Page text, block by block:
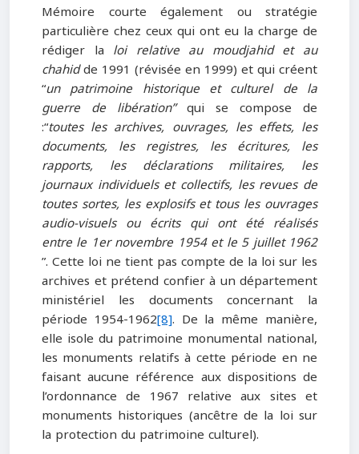
Mémoire courte également ou stratégie
particulière chez ceux qui ont eu la charge de
rédiger la loi relative au moudjahid et au
chahidde 1991 (révisée en 1999) et qui créent
“un patrimoine historique et culturel de la
guerre de libération”qui se compose de
:“toutes les archives, ouvrages, les effets, les
documents, les registres, les écritures, les
rapports, les déclarations militaires, les
journaux individuels et collectifs, les revues de
toutes sortes, les explosifs et tous les ouvrages
audio-visuels ou écrits qui ont été réalisés
entre le 1er novembre 1954 et le 5 juillet 1962
”. Cette loi ne tient pas compte de la loi sur les
archives et prétend confier à un département
ministériel les documents concernant la
période 1954-1962[8]. De la même manière,
elle isole du patrimoine monumental national,
les monuments relatifs à cette période en ne
faisant aucune référence aux dispositions de
l’ordonnance de 1967 relative aux sites et
monuments historiques (ancêtre de la loi sur
la protection du patrimoine culturel).